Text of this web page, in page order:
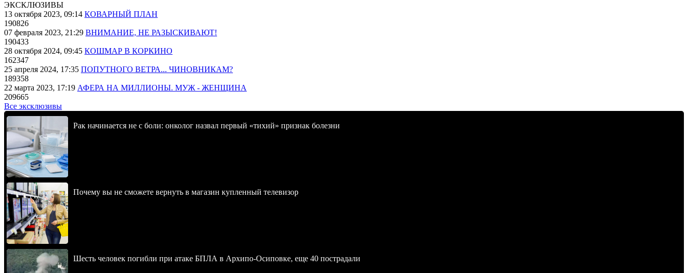
ЭКСКЛЮЗИВЫ
13 октября 2023, 09:14 КОВАРНЫЙ ПЛАН
190826
07 февраля 2023, 21:29 ВНИМАНИЕ, НЕ РАЗЫСКИВАЮТ!
190433
28 октября 2024, 09:45 КОШМАР В КОРКИНО
162347
25 апреля 2024, 17:35 ПОПУТНОГО ВЕТРА... ЧИНОВНИКАМ?
189358
22 марта 2023, 17:19 АФЕРА НА МИЛЛИОНЫ. МУЖ - ЖЕНЩИНА
209665
Все эксклюзивы
Рак начинается не с боли: онколог назвал первый «тихий» признак болезни
Почему вы не сможете вернуть в магазин купленный телевизор
Шесть человек погибли при атаке БПЛА в Архипо-Осиповке, еще 40 пострадали